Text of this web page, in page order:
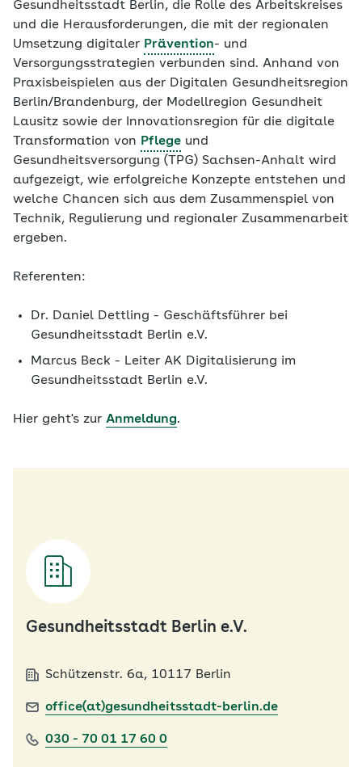
Gesundheitsstadt Berlin, die Rolle des Arbeitskreises
und die Herausforderungen, die mit der regionalen
Umsetzung digitaler Prävention- und
Versorgungsstrategien verbunden sind. Anhand von
Praxisbeispielen aus der Digitalen Gesundheitsregion
Berlin/Brandenburg, der Modellregion Gesundheit
Lausitz sowie der Innovationsregion für die digitale
Transformation von Pflege und
Gesundheitsversorgung (TPG) Sachsen-Anhalt wird
aufgezeigt, wie erfolgreiche Konzepte entstehen und
welche Chancen sich aus dem Zusammenspiel von
Technik, Regulierung und regionaler Zusammenarbeit
ergeben.
Referenten:
Dr. Daniel Dettling - Geschäftsführer bei
Gesundheitsstadt Berlin e.V.
Marcus Beck - Leiter AK Digitalisierung im
Gesundheitsstadt Berlin e.V.
Hier geht's zur Anmeldung.
Gesundheitsstadt Berlin e.V.
Schützenstr. 6a, 10117 Berlin
office(at)gesundheitsstadt-berlin.de
030 - 70 01 17 60 0